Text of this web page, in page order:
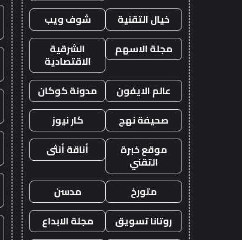
خيال التقنية
شوف ويب
مجلة الاسهم
الشرقية
الاقتصادية
عالم الايفون
مدونة كوكان
صحيفة نهج
كار نيوز
موقع خبرة
التقني
أناقة أنثى
متورخ
مدسن
روتانا تسويق
مجلة الابداع